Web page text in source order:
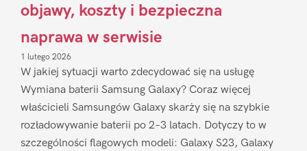
objawy, koszty i bezpieczna
naprawa w serwisie
1 lutego 2026
W jakiej sytuacji warto zdecydować się na usługę
Wymiana baterii Samsung Galaxy? Coraz więcej
właścicieli Samsungów Galaxy skarży się na szybkie
rozładowywanie baterii po 2–3 latach. Dotyczy to w
szczególności flagowych modeli: Galaxy S23, Galaxy